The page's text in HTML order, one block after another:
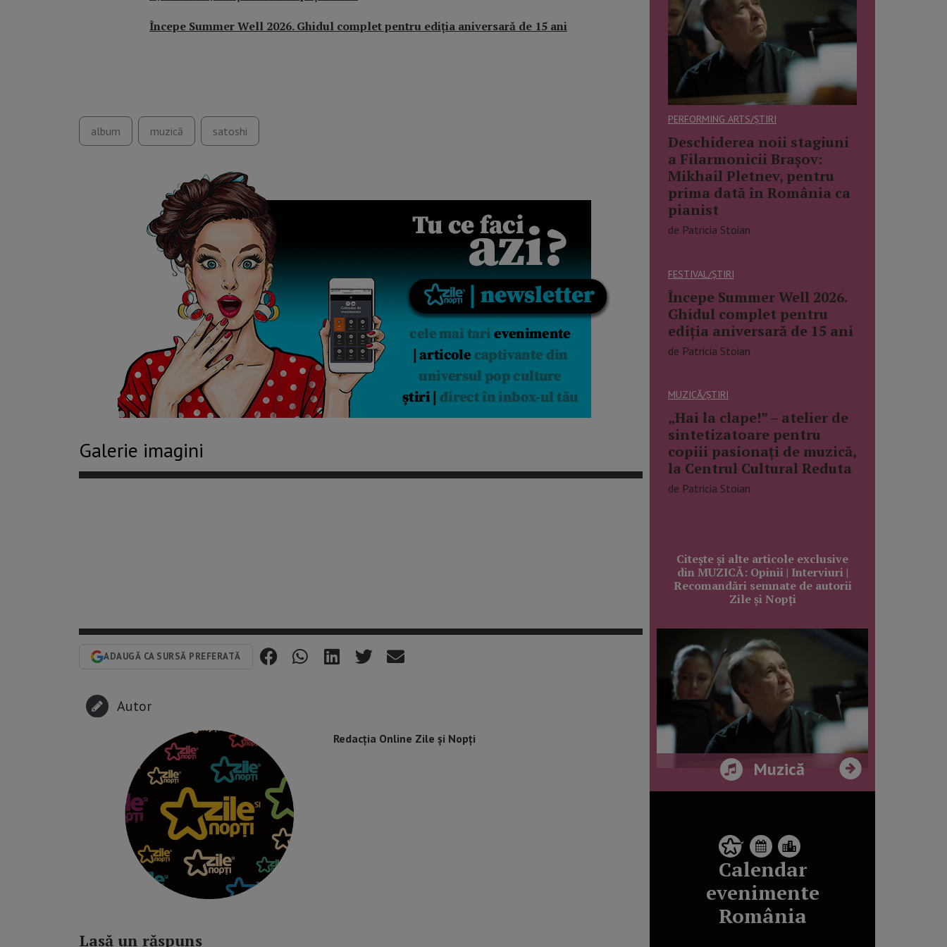
Începe Summer Well 2026. Ghidul complet pentru ediția aniversară de 15 ani
album muzică satoshi
Galerie imagini
ADAUGĂ CA SURSĂ PREFERATĂ
Autor
Redacția Online Zile și Nopți
Lasă un răspuns
PERFORMING ARTS/ȘTIRI
Deschiderea noii stagiuni
a Filarmonicii Brașov:
Mikhail Pletnev, pentru
prima dată în România ca
pianist
de Patricia Stoian
FESTIVAL/ȘTIRI
Începe Summer Well 2026.
Ghidul complet pentru
ediția aniversară de 15 ani
de Patricia Stoian
MUZICĂ/ȘTIRI
„Hai la clape!” – atelier de
sintetizatoare pentru
copiii pasionați de muzică,
la Centrul Cultural Reduta
de Patricia Stoian
Citește și alte articole exclusive
din MUZICĂ: Opinii | Interviuri |
Recomandări semnate de autorii
Zile și Nopți
Muzică
Calendar
evenimente
România